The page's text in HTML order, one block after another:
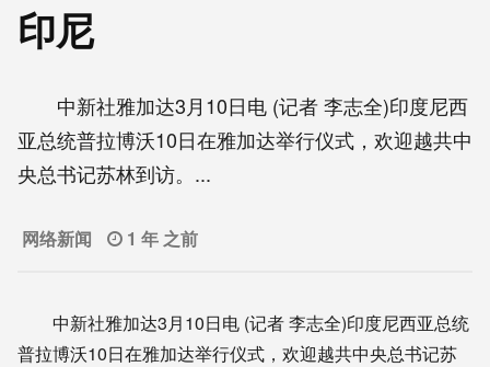
印尼
中新社雅加达3月10日电 (记者 李志全)印度尼西
亚总统普拉博沃10日在雅加达举行仪式，欢迎越共中
央总书记苏林到访。...
网络新闻 1 年 之前
中新社雅加达3月10日电 (记者 李志全)印度尼西亚总统
普拉博沃10日在雅加达举行仪式，欢迎越共中央总书记苏